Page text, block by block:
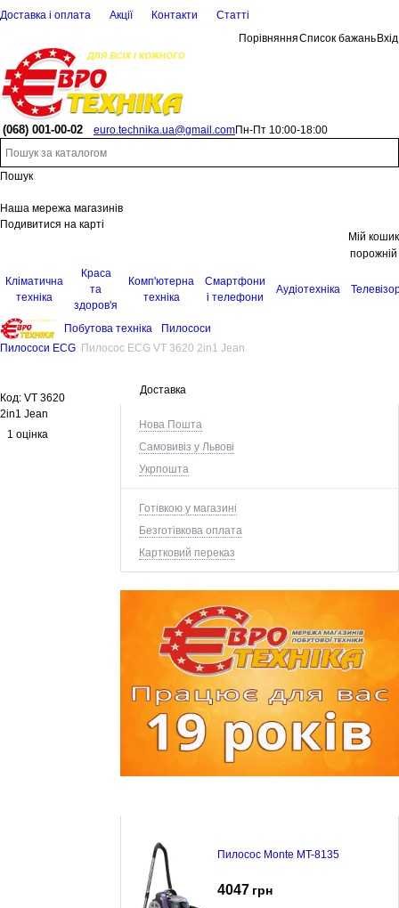
Доставка і оплата Акції Контакти
Статті
ПорівнянняСписок бажань Вхід
(068) 001-00-02 euro.technika.ua@gmail.comПн-Пт 10:00-18:00
Пошук
Наша мережа магазинів
Подивитися на карті
Мій кошик
порожній
Кліматична
техніка
Краса
та
здоров'я
Комп'ютерна
техніка
Смартфони
і телефони
Аудіотехніка
Побутова техніка
Пилососи
Пилососи ECG Пилосос ECG VT 3620 2in1 Jean
Доставка
Нова Пошта
Самовивіз у Львові
Укрпошта
Готівкою у магазині
Безготівкова оплата
Картковий переказ
Пилосос Monte MT-8135
4047 грн
Код: VT 3620
2in1 Jean
1 оцінка